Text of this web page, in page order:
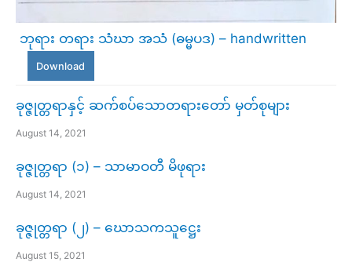
ဘုရား တရား သံဃာ အသံ (ဓမ္မပဒ) – handwritten
Download
ခုဇ္ဇုတ္တရာနှင့် ဆက်စပ်သောတရားတော် မှတ်စုများ
August 14, 2021
ခုဇ္ဇုတ္တရာ (၁) – သာမာဝတီ မိဖုရား
August 14, 2021
ခုဇ္ဇုတ္တရာ (၂) – ဃောသကသူဋ္ဌေး
August 15, 2021